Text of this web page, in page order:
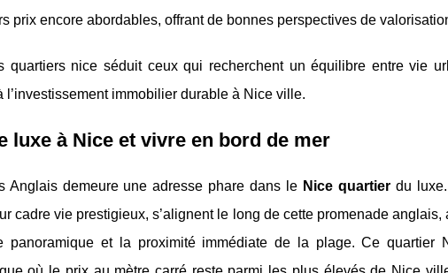
prix encore abordables, offrant de bonnes perspectives de
quartiers nice séduit ceux qui recherchent un équilibre entre vie
l’investissement immobilier durable à Nice ville.
luxe à Nice et vivre en bord de mer
Anglais demeure une adresse phare dans le Nice quartierdu luxe.
cadre vie prestigieux, s’alignent le long de cette promenade
panoramique et la proximité immédiate de la plage. Ce quartier